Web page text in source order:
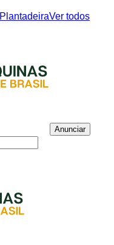
PlantadeiraVer todos
Anunciar